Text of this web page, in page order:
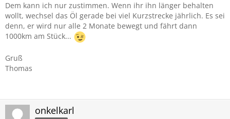
Dem kann ich nur zustimmen. Wenn ihr ihn länger behalten
wollt, wechsel das Öl gerade bei viel Kurzstrecke jährlich. Es sei
denn, er wird nur alle 2 Monate bewegt und fährt dann
1000km am Stück...
Gruß
Thomas
onkelkarl